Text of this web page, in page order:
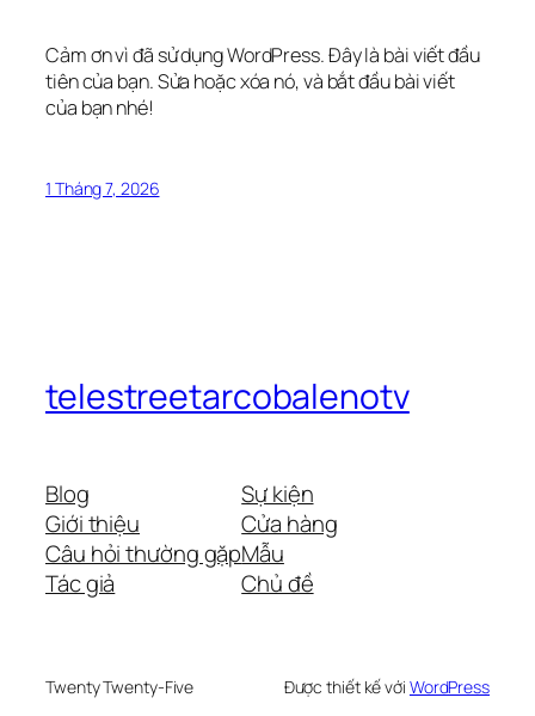
Cảm ơn vì đã sử dụng WordPress. Đây là bài viết đầu
tiên của bạn. Sửa hoặc xóa nó, và bắt đầu bài viết
của bạn nhé!
1 Tháng 7, 2026
telestreetarcobalenotv
Blog
Giới thiệu
Câu hỏi thường gặp
Tác giả
Sự kiện
Cửa hàng
Mẫu
Chủ đề
Twenty Twenty-Five Được thiết kế với WordPress